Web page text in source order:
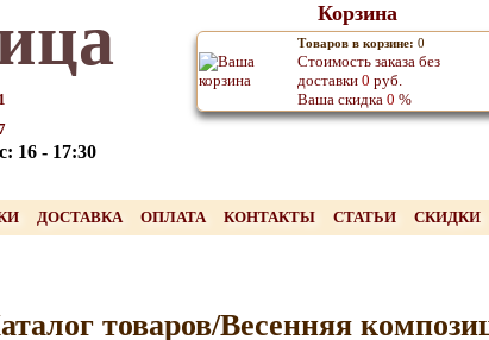
16 - 17:30
Корзина
Товаров в корзине: 0
Стоимость заказа без
доставки 0 руб.
Ваша скидка 0 %
ДОСТАВКА ОПЛАТА КОНТАКТЫ СТАТЬИ СКИДКИ
товаров/Весенняя